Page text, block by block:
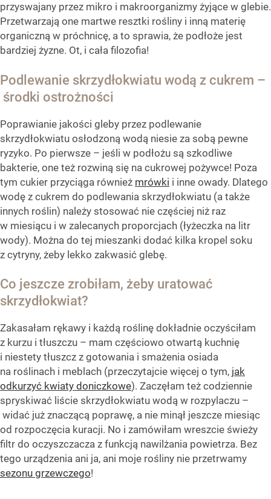
przyswajany przez mikro i makroorganizmy żyjące w glebie.
Przetwarzają one martwe resztki rośliny i inną materię
organiczną w próchnicę, a to sprawia, że podłoże jest
bardziej żyzne. Ot, i cała filozofia!
Podlewanie skrzydłokwiatu wodą z cukrem –
środki ostrożności
Poprawianie jakości gleby przez podlewanie
skrzydłokwiatu osłodzoną wodą niesie za sobą pewne
ryzyko. Po pierwsze – jeśli w podłożu są szkodliwe
bakterie, one też rozwiną się na cukrowej pożywce! Poza
tym cukier przyciąga również mrówki i inne owady. Dlatego
wodę z cukrem do podlewania skrzydłokwiatu (a także
innych roślin) należy stosować nie częściej niż raz
w miesiącu i w zalecanych proporcjach (łyżeczka na litr
wody). Można do tej mieszanki dodać kilka kropel soku
z cytryny, żeby lekko zakwasić glebę.
Co jeszcze zrobiłam, żeby uratować
skrzydłokwiat?
Zakasałam rękawy i każdą roślinę dokładnie oczyściłam
z kurzu i tłuszczu – mam częściowo otwartą kuchnię
i niestety tłuszcz z gotowania i smażenia osiada
na roślinach i meblach (przeczytajcie więcej o tym, jak
odkurzyć kwiaty doniczkowe). Zaczęłam też codziennie
spryskiwać liście skrzydłokwiatu wodą w rozpylaczu –
widać już znaczącą poprawę, a nie minął jeszcze miesiąc
od rozpoczęcia kuracji. No i zamówiłam wreszcie świeży
filtr do oczyszczacza z funkcją nawilżania powietrza. Bez
tego urządzenia ani ja, ani moje rośliny nie przetrwamy
sezonu grzewczego!